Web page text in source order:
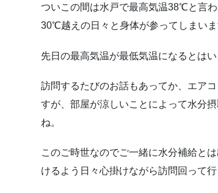
ついこの間は水戸で最高気温38℃と言
30℃越えの日々と身体が参ってしまい
先日の最高気温が最低気温になるとは
訪問するたびのお話もあってか、エア
すが、部屋が涼しいことによって水分
ね。
このご時世なのでご一緒に水分補給と
けるよう日々心掛けながら訪問回って行